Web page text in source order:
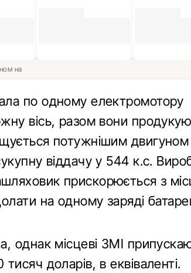
на
по одному електромотору
вісь, разом вони
потужнішим
віддачу у 544 к.с.
прискорюється з
на одному заряді
однак місцеві ЗМІ
доларів, в еквіваленті.